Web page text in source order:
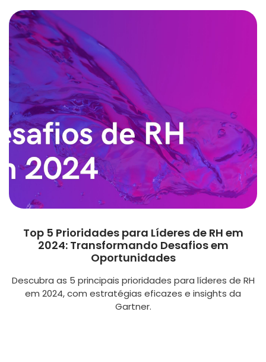
Top 5 Prioridades para Líderes de RH em
2024: Transformando Desafios em
Oportunidades
Descubra as 5 principais prioridades para líderes de RH
em 2024, com estratégias eficazes e insights da
Gartner.